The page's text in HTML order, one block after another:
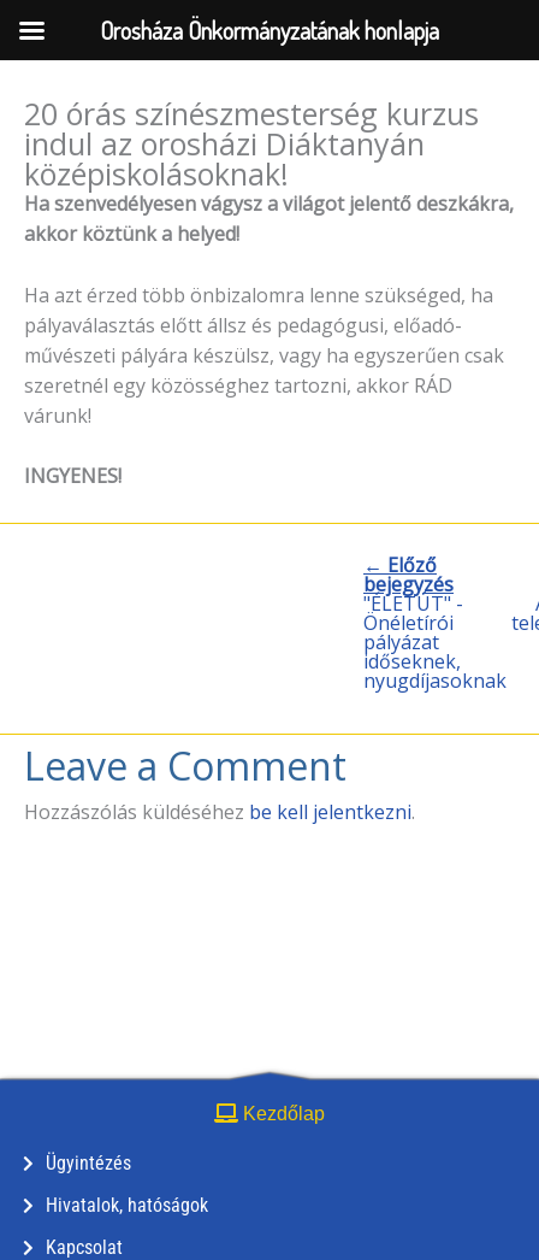
Skip
content
20 órás színészmesterség kurzus
indul az orosházi Diáktanyán
középiskolásoknak!
Ha szenvedélyesen vágysz a világot jelentő deszkákra,
akkor köztünk a helyed!
Ha azt érzed több önbizalomra lenne szükséged, ha
pályaválasztás előtt állsz és pedagógusi, előadó-
művészeti pályára készülsz, vagy ha egyszerűen csak
szeretnél egy közösséghez tartozni, akkor RÁD
várunk!
INGYENES!
← Előző
bejegyzés
"ÉLETÚT" -
Önéletírói
pályázat
időseknek,
nyugdíjasoknak
Leave a Comment
Hozzászólás küldéséhez be kell jelentkezni.
Kezdőlap
Ügyintézés
Hivatalok, hatóságok
Kapcsolat
Orosháza Önkormányzatának honlapja